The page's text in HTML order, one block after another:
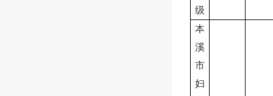
级
本
溪
市
妇